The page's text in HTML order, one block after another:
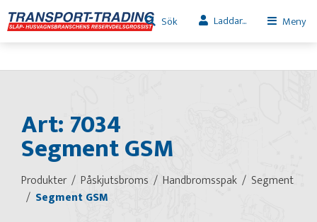
Sök Laddar... Meny
Art: 7034
Segment GSM
Produkter Påskjutsbroms Handbromsspak
Segment
Segment GSM